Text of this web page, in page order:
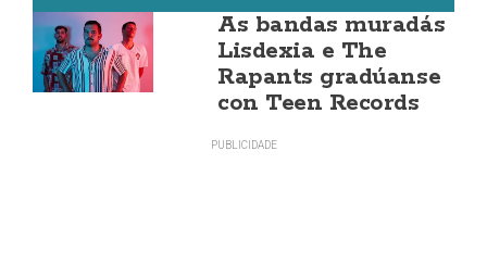
As bandas muradás
Lisdexia e The
Rapants gradúanse
con Teen Records